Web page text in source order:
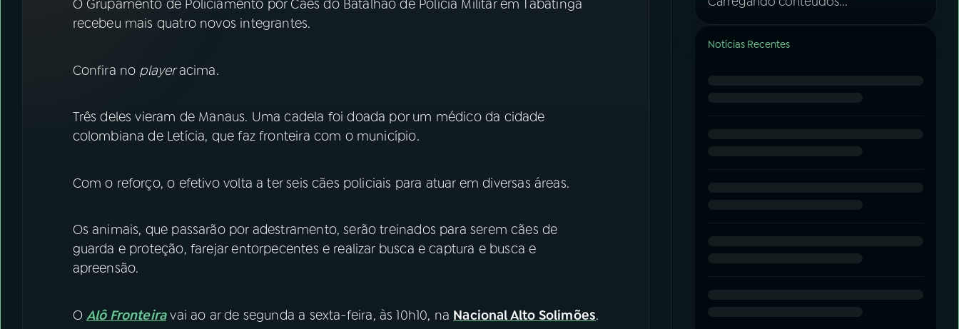
YouTube Facebook
Instagram X
O Grupamento de Policiamento por Cães do Batalhão de Polícia Militar em Tabatinga
recebeu mais quatro novos integrantes.
Confira no playeracima.
Três deles vieram de Manaus. Uma cadela foi doada por um médico da cidade
colombiana de Letícia, que faz fronteira com o município.
Com o reforço, o efetivo volta a ter seis cães policiais para atuar em diversas áreas.
Os animais, que passarão por adestramento, serão treinados para serem cães de
guarda e proteção, farejar entorpecentes e realizar busca e captura e busca e
apreensão.
O Alô Fronteiravai ao ar de segunda a sexta-feira, às 10h10, na Nacional Alto Solimões.
Notícias Recentes